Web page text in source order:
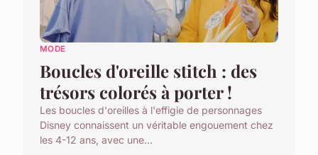
MODE
Boucles d'oreille stitch : des
trésors colorés à porter !
Les boucles d'oreilles à l'effigie de personnages
Disney connaissent un véritable engouement chez
les 4-12 ans, avec une...